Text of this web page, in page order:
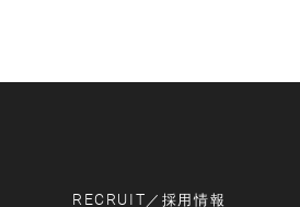
RECRUIT ／採用情報